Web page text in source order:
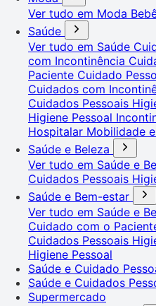
Ver tudo em Moda
Saúde
Ver tudo em Saúde
com Incontinência
Paciente Cuidado
Cuidados com
Cuidados Pessoais
Higiene Pessoal
Hospitalar Mobilidade
Saúde e Beleza
Ver tudo em Saúde e
Cuidados Pessoais
Saúde e Bem-estar
Ver tudo em Saúde e
Cuidado com o
Cuidados Pessoais
Higiene Pessoal
Saúde e Cuidado
Saúde e Cuidados
Supermercado